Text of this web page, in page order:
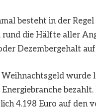
besteht in der
die Hälfte aller
Dezembergehalt
Weihnachtsgeld
4.198 Euro auf den